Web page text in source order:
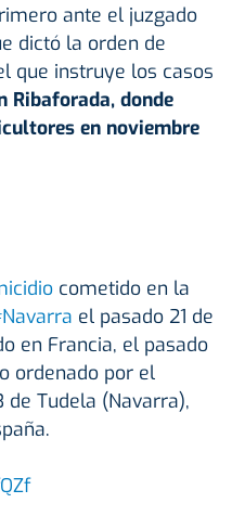
ante el juzgado
dictó la orden de
que instruye los casos
Ribaforada, donde
en noviembre
cometido en la
el pasado 21 de
en Francia, el pasado
ordenado por el
de Tudela (Navarra),